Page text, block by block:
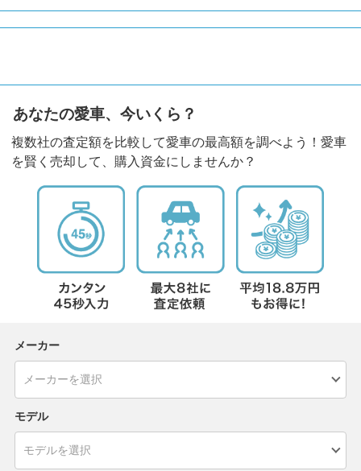
あなたの愛車、今いくら？
複数社の査定額を比較して愛車の最高額を調べよう！愛車
を賢く売却して、購入資金にしませんか？
メーカー
モデル